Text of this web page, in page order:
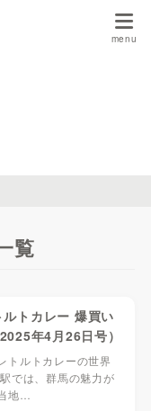
覧
トカレー 爆買い
年4月26日号）
トルトカレーの世界
では、群馬の魅力が
地…